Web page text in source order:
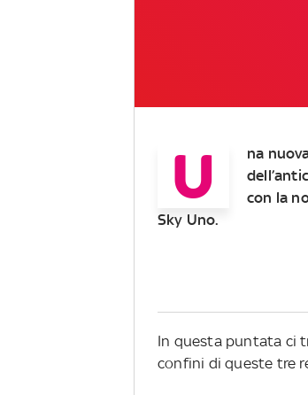
U
na
con la
Sky Uno.
In questa puntata ci
confini di queste tre